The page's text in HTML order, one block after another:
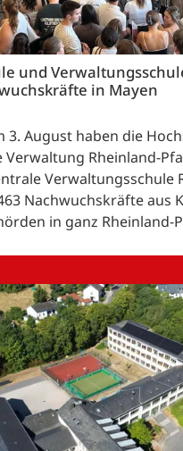
und
in Mayen
3. August haben die
Rheinland-
Verwaltungsschule
463 Nachwuchskräfte aus
in ganz Rheinland-